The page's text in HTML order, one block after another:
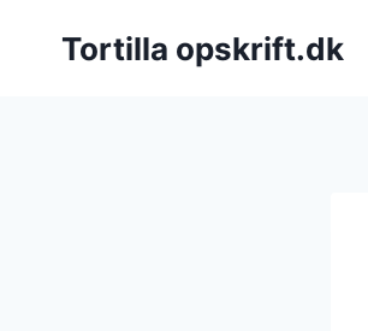
Tortilla opskrift.dk